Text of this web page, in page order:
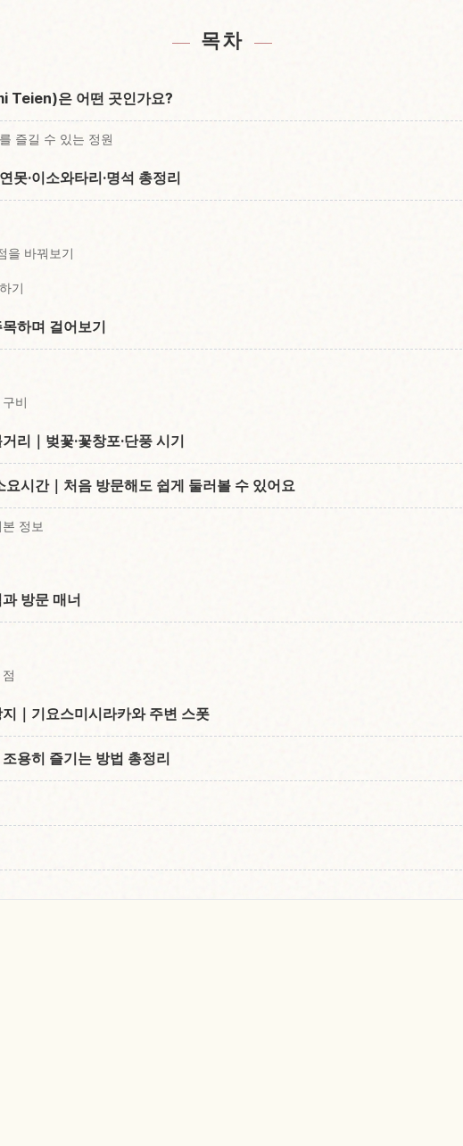
목차
Teien)은 어떤 곳인가요?
즐길 수 있는 정원
못·이소와타리·명석 총정리
을 바꿔보기
기
하며 걸어보기
비
리｜벚꽃·꽃창포·단풍 시기
요시간｜처음 방문해도 쉽게 둘러볼 수 있어요
정보
방문 매너
｜기요스미시라카와 주변 스폿
용히 즐기는 방법 총정리